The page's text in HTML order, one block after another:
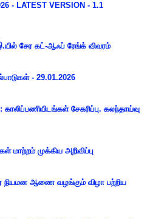
- LATEST VERSION - 1.1
சேர கட்-ஆஃப் ரேங்க் விவரம்
- 29.01.2026
சேகரிப்பு. கலந்தாய்வு
மாற்றம் முக்கிய அறிவிப்பு
நியமன ஆணை வழங்கும் விழா பற்றிய